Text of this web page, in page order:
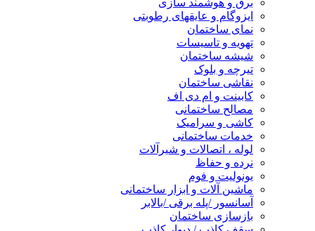
برق و هوشمند سازی
ایزوگام و عایقهای رطوبتی
نمای ساختمان
تهویه و تاسیسات
شیشه ساختمان
تیرچه و بلوک
نقاشی ساختمان
کابینت و ام دی اف
مصالح ساختمانی
کاشی و سرامیک
خدمات ساختمانی
لوله ، اتصالات و شیرآلات
نرده و حفاظ
یونولیت و فوم
ماشین آلات و ابزار ساختمانی
آسانسور /پله برقی /بالابر
بازسازی ساختمان